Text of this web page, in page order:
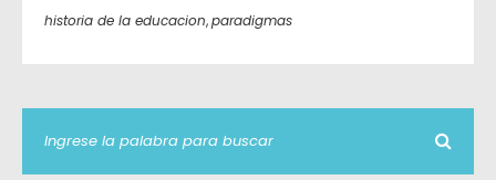
historia de la educacion,paradigmas